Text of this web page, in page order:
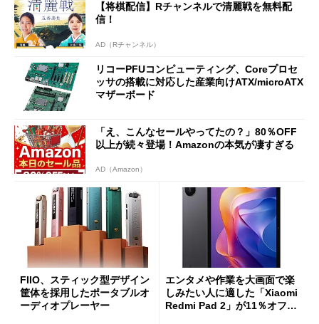
ut」が明...
【将棋配信】Rチャンネルで清麗戦を無料配
信！
AD（Rチャンネル）
リコーPFUコンピューティング、Coreプロセ
ッサの搭載に対応した産業向けATX/microATX
マザーボード
「え、こんなセールやってたの？」80％OFF
以上が続々登場！Amazonの本気が凄すぎる
AD（Amazon）
FIIO、スティック型デザイン
筐体を採用したポータブルオ
ーディオプレーヤー
エンタメや作業を大画面で楽
しみたい人に適した「Xiaomi
Redmi Pad 2」が11％オフの